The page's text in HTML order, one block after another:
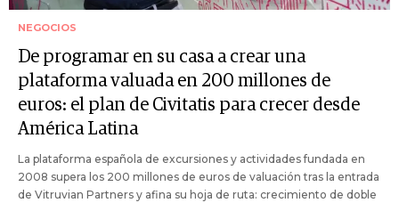
NEGOCIOS
De programar en su casa a crear una
plataforma valuada en 200 millones de
euros: el plan de Civitatis para crecer desde
América Latina
La plataforma española de excursiones y actividades fundada en
2008 supera los 200 millones de euros de valuación tras la entrada
de Vitruvian Partners y afina su hoja de ruta: crecimiento de doble